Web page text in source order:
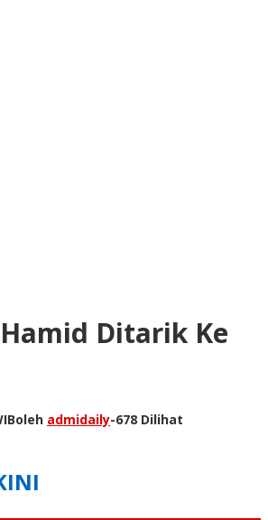
Ditarik Ke
oleh admidaily-678 Dilihat